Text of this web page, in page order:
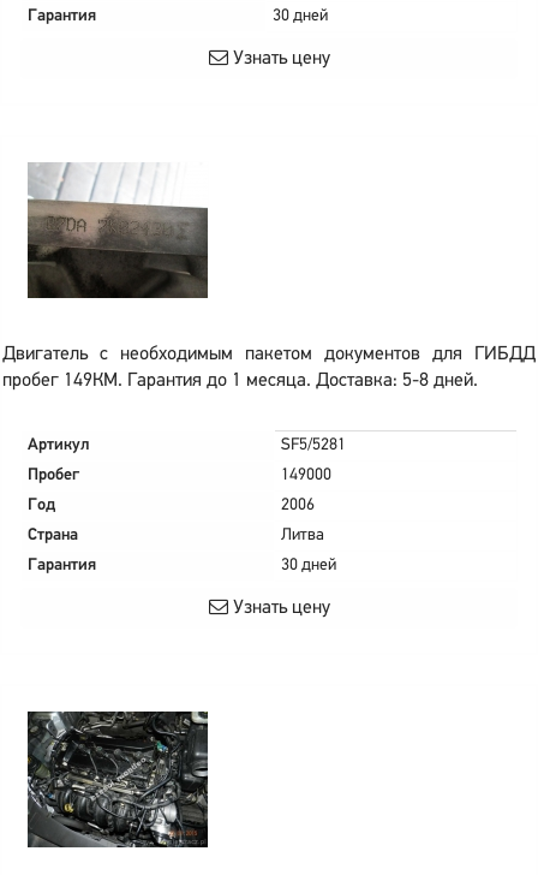
Гарантия
30 дней
Узнать цену
Двигатель с необходимым пакетом документов для ГИБДД
пробег 149КМ. Гарантия до 1 месяца. Доставка: 5-8 дней.
Артикул
SF5/5281
Пробег
149000
Год
2006
Страна
Литва
Гарантия
30 дней
Узнать цену